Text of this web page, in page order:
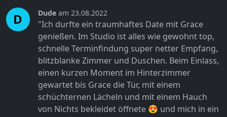
D Dudeam 23.08.2022
"Ich durfte ein traumhaftes Date mit Grace
genießen. Im Studio ist alles wie gewohnt top,
schnelle Terminfindung super netter Empfang,
blitzblanke Zimmer und Duschen. Beim Einlass,
einen kurzen Moment im Hinterzimmer
gewartet bis Grace die Tür, mit einem
schüchternen Lächeln und mit einem Hauch
von Nichts bekleidet öffnete 😍 und mich in ein